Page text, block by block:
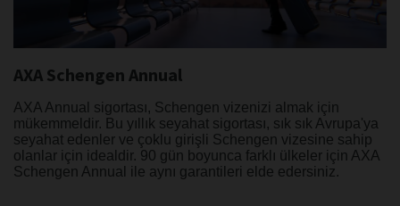
AXA Schengen Annual
AXA Annual sigortası, Schengen vizenizi almak için
mükemmeldir. Bu yıllık seyahat sigortası, sık sık Avrupa'ya
seyahat edenler ve çoklu girişli Schengen vizesine sahip
olanlar için idealdir. 90 gün boyunca farklı ülkeler için AXA
Schengen Annual ile aynı garantileri elde edersiniz.